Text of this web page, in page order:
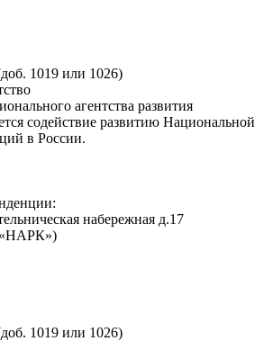
1019 или 1026)
агентства развития
содействие развитию Национальной
в России.
набережная д.17
1019 или 1026)